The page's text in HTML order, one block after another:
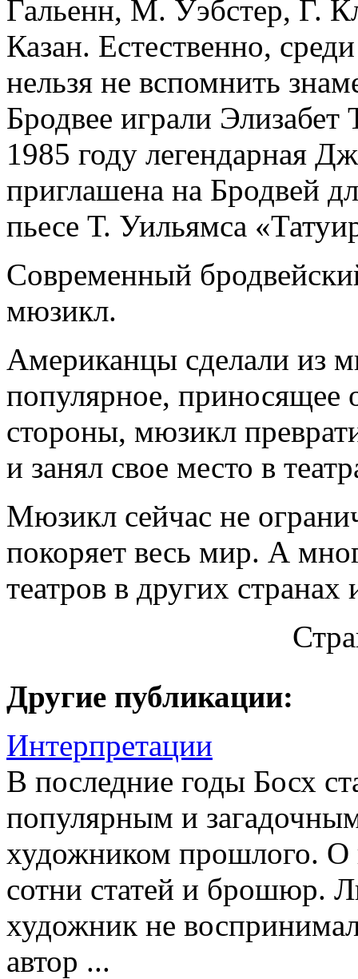
Гальенн, М. Уэбстер, Г.
Казан. Естественно,
нельзя не вспомнить
Бродвее играли
1985 году легендарная
приглашена на Бродвей
пьесе Т. Уильямса
Современный
мюзикл.
Американцы сделали из
популярное,
стороны, мюзикл
и занял свое место в
Мюзикл сейчас не
покоряет весь мир. А
театров в других
Другие публикации:
Интерпретации
В последние годы Босх
популярным и
художником прошлого. О
сотни статей и брошюр.
художник не
автор ...